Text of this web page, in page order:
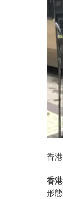
香
香
形